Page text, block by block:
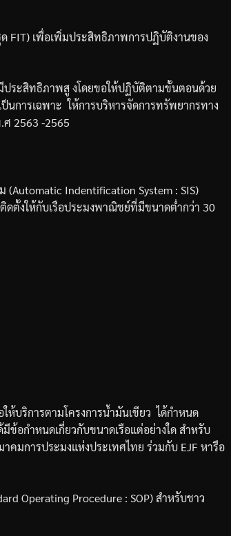
FIT) เพื่อเพิ่มประสิทธิภาพการปฏิบัติงานของ
ประสิทธิภาพสูงโดยขอให้ปฏิบัติตามขั้นตอนด้วย
นการเฉพาะ ให้การบริหารจัดการทรัพยากรทาง
.ศ 2563 -2565
(Automatic Indentification System : SIS)
ดตั้งให้กับเรือประมงพาณิชย์ที่มีขนาดต่ำกว่า 30
ห้บริการตามโครงการน้ำมันเขียว ได้กำหนด
ข้อกำหนดเกี่ยวกับขนาดเรือแต่อย่างใดสำหรับ
าคมการประมงแห่งประเทศไทย ร่วมกับ EJF หารือ
Operating Procedure : SOP)สำหรับชาว